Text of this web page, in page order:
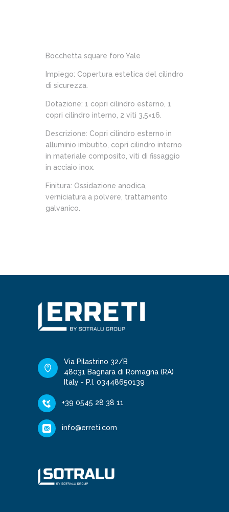
Bocchetta square foro Yale
Impiego: Copertura estetica del cilindro
di sicurezza.
Dotazione: 1 copri cilindro esterno, 1
copri cilindro interno, 2 viti 3,5×16.
Descrizione: Copri cilindro esterno in
alluminio imbutito, copri cilindro interno
in materiale composito, viti di fissaggio
in acciaio inox.
Finitura: Ossidazione anodica,
verniciatura a polvere, trattamento
galvanico.
Via Pilastrino 32/B
48031 Bagnara di Romagna (RA)
Italy - P.I. 03448650139
+39 0545 28 38 11
info@erreti.com